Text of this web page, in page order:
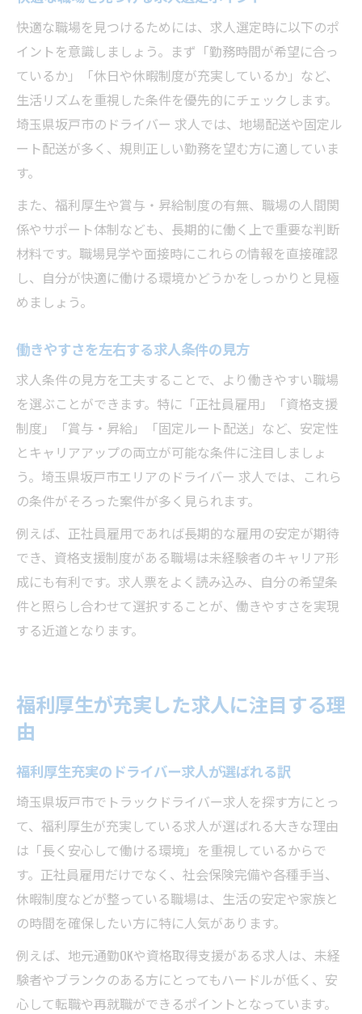
快適な職場を見つけるためには、求人選定時に以下のポ
イントを意識しましょう。まず「勤務時間が希望に合っ
ているか」「休日や休暇制度が充実しているか」など、
生活リズムを重視した条件を優先的にチェックします。
埼玉県坂戸市のドライバー 求人では、地場配送や固定ル
ート配送が多く、規則正しい勤務を望む方に適していま
す。
また、福利厚生や賞与・昇給制度の有無、職場の人間関
係やサポート体制なども、長期的に働く上で重要な判断
材料です。職場見学や面接時にこれらの情報を直接確認
し、自分が快適に働ける環境かどうかをしっかりと見極
めましょう。
働きやすさを左右する求人条件の見方
求人条件の見方を工夫することで、より働きやすい職場
を選ぶことができます。特に「正社員雇用」「資格支援
制度」「賞与・昇給」「固定ルート配送」など、安定性
とキャリアアップの両立が可能な条件に注目しましょ
う。埼玉県坂戸市エリアのドライバー 求人では、これら
の条件がそろった案件が多く見られます。
例えば、正社員雇用であれば長期的な雇用の安定が期待
でき、資格支援制度がある職場は未経験者のキャリア形
成にも有利です。求人票をよく読み込み、自分の希望条
件と照らし合わせて選択することが、働きやすさを実現
する近道となります。
福利厚生が充実した求人に注目する理
由
福利厚生充実のドライバー求人が選ばれる訳
埼玉県坂戸市でトラックドライバー求人を探す方にとっ
て、福利厚生が充実している求人が選ばれる大きな理由
は「長く安心して働ける環境」を重視しているからで
す。正社員雇用だけでなく、社会保険完備や各種手当、
休暇制度などが整っている職場は、生活の安定や家族と
の時間を確保したい方に特に人気があります。
例えば、地元通勤OKや資格取得支援がある求人は、未経
験者やブランクのある方にとってもハードルが低く、安
心して転職や再就職ができるポイントとなっています。